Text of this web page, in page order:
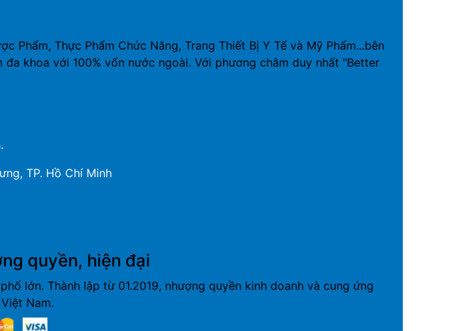
Phẩm, Thực Phẩm Chức Năng, Trang Thiết Bị Y Tế và Mỹ Phẩm...bên
khoa với 100% vốn nước ngoài. Với phương châm duy nhất "Better
TP. Hồ Chí Minh
quyền, hiện đại
lớn. Thành lập từ 01.2019, nhượng quyền kinh doanh và cung ứng
Nam.